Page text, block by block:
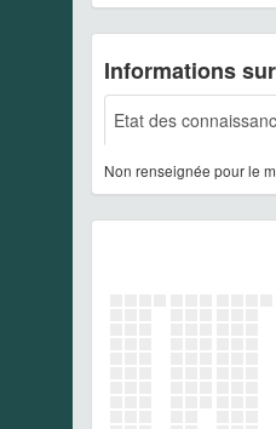
Informations
Etat des
Non renseignée pour le